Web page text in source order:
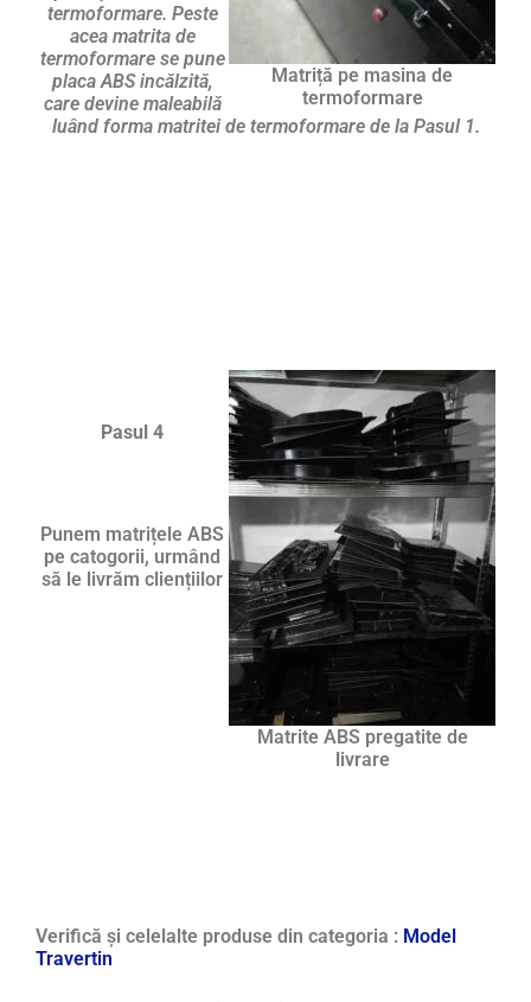
Matriță pe masina de
termoformare
termoformare. Peste
acea matrita de
termoformare se pune
placa ABS incălzită,
care devine maleabilă
luând forma matritei de termoformare de la Pasul 1.
Matrite ABS pregatite de
livrare
Pasul 4
Punem matrițele ABS
pe catogorii, urmând
să le livrăm cliențiilor
Verifică și celelalte produse din categoria : Model
Travertin